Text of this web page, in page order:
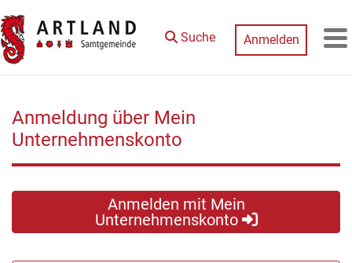
Zum Hauptinhalt springen
Suche Anmelden
Anmeldung über Mein
Unternehmenskonto
Anmelden mit Mein
Unternehmenskonto